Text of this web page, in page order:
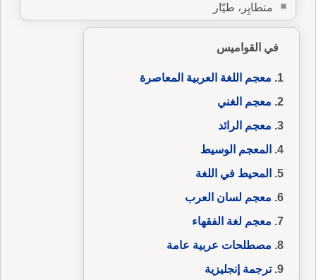
متطايِر، طيّار
في القواميس
معجم اللغة العربية المعاصرة
معجم الغني
معجم الرائد
المعجم الوسيط
المحيط في اللغة
معجم لسان العرب
معجم لغة الفقهاء
مصطلحات عربية عامة
ترجمة إنجليزية